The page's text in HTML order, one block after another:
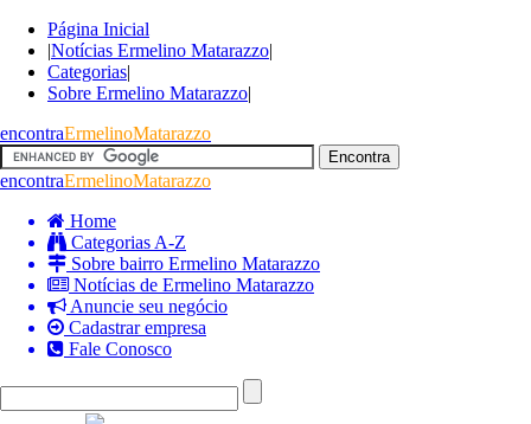
Página Inicial
|Notícias Ermelino Matarazzo|
Categorias|
Sobre Ermelino Matarazzo|
encontraErmelinoMatarazzo
encontraErmelinoMatarazzo
Home
Categorias A-Z
Sobre bairro Ermelino Matarazzo
Notícias de Ermelino Matarazzo
Anuncie seu negócio
Cadastrar empresa
Fale Conosco